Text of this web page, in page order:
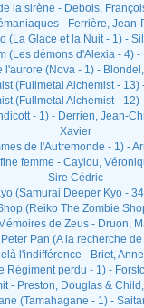
la sirène - Debois,
- Ferrière, Jean-
(La Glace et la Nuit - 1) -
(Les démons d'Alexia - 4)
l'aurore (Nova - 1) -
(Fullmetal Alchemist - 13)
(Fullmetal Alchemist - 12)
- 1) - Derrien, Jean-
Xavier
de l'Autremonde - 1) -
femme - Caylou,
Sire Cédric
(Samurai Deeper Kyo -
(Reiko The Zombie
de Zeus - Druon,
Pan (A la recherche
l'indifférence - Briet,
Régiment perdu - 1) -
- Preston, Douglas &
(Tamahagane - 1) -